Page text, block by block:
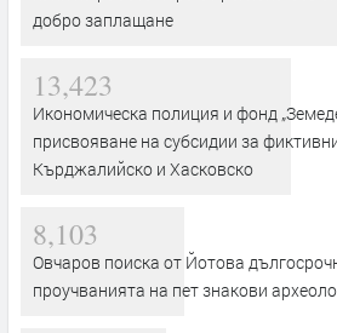
добро заплащане
13,423
Икономическа полиция и фонд
присвояване на субсидии за
Кърджалийско и Хасковско
8,103
Овчаров поиска от Йотова
проучванията на пет знакови